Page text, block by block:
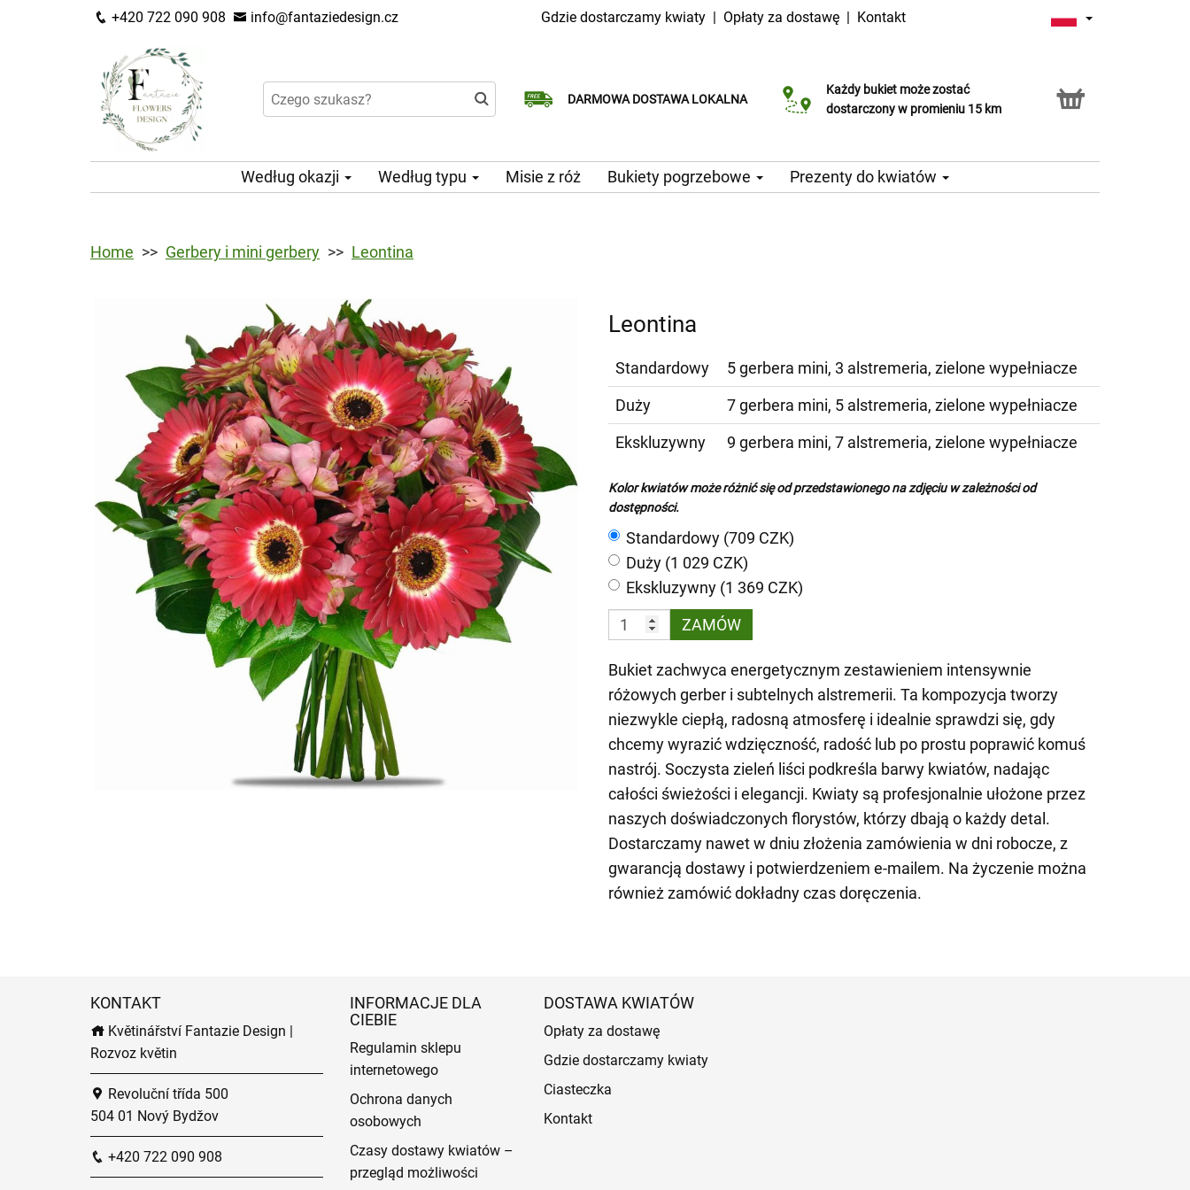
+420 722 090 908 info@fantaziedesign.cz Gdzie dostarczamy kwiaty | Opłaty za dostawę | Kontakt
DARMOWA DOSTAWA LOKALNA
Dostawa tego samego dnia
Wybierz datę dostawy
Każdy bukiet może zostać
dostarczony w promieniu 15 km
Usługa Click & Collect
Według okazji Według typu Misie z róż Bukiety pogrzebowe Prezenty do kwiatów
Home Gerbery i mini gerbery Leontina
Leontina
Standardowy
5 gerbera mini, 3 alstremeria, zielone wypełniacze
Duży
7 gerbera mini, 5 alstremeria, zielone wypełniacze
Ekskluzywny
9 gerbera mini, 7 alstremeria, zielone wypełniacze
Kolor kwiatów może różnić się od przedstawionego na zdjęciu w zależności od
dostępności.
Standardowy (709 CZK)
Duży (1 029 CZK)
Ekskluzywny (1 369 CZK)
ZAMÓW
Bukiet zachwyca energetycznym zestawieniem intensywnie
różowych gerber i subtelnych alstremerii. Ta kompozycja tworzy
niezwykle ciepłą, radosną atmosferę i idealnie sprawdzi się, gdy
chcemy wyrazić wdzięczność, radość lub po prostu poprawić komuś
nastrój. Soczysta zieleń liści podkreśla barwy kwiatów, nadając
całości świeżości i elegancji. Kwiaty są profesjonalnie ułożone przez
naszych doświadczonych florystów, którzy dbają o każdy detal.
Dostarczamy nawet w dniu złożenia zamówienia w dni robocze, z
gwarancją dostawy i potwierdzeniem e-mailem. Na życzenie można
również zamówić dokładny czas doręczenia.
KONTAKT
Květinářství Fantazie Design |
Rozvoz květin
Revoluční třída 500
504 01 Nový Bydžov
+420 722 090 908
INFORMACJE DLA
CIEBIE
Regulamin sklepu
internetowego
Ochrona danych
osobowych
Czasy dostawy kwiatów –
przegląd możliwości
DOSTAWA KWIATÓW
Opłaty za dostawę
Gdzie dostarczamy kwiaty
Ciasteczka
Kontakt